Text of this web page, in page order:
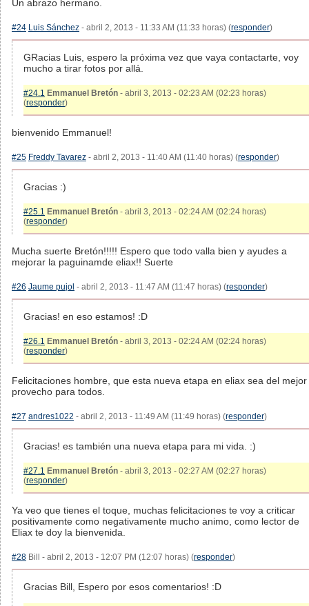
Un abrazo hermano.
#24 Luis Sánchez - abril 2, 2013 - 11:33 AM (11:33 horas) (responder)
GRacias Luis, espero la próxima vez que vaya contactarte, voy
mucho a tirar fotos por allá.
#24.1 Emmanuel Bretón - abril 3, 2013 - 02:23 AM (02:23 horas)
(responder)
bienvenido Emmanuel!
#25 Freddy Tavarez - abril 2, 2013 - 11:40 AM (11:40 horas) (responder)
Gracias :)
#25.1 Emmanuel Bretón - abril 3, 2013 - 02:24 AM (02:24 horas)
(responder)
Mucha suerte Bretón!!!!! Espero que todo valla bien y ayudes a
mejorar la paguinamde eliax!! Suerte
#26 Jaume pujol - abril 2, 2013 - 11:47 AM (11:47 horas) (responder)
Gracias! en eso estamos! :D
#26.1 Emmanuel Bretón - abril 3, 2013 - 02:24 AM (02:24 horas)
(responder)
Felicitaciones hombre, que esta nueva etapa en eliax sea del mejor
provecho para todos.
#27 andres1022 - abril 2, 2013 - 11:49 AM (11:49 horas) (responder)
Gracias! es también una nueva etapa para mi vida. :)
#27.1 Emmanuel Bretón - abril 3, 2013 - 02:27 AM (02:27 horas)
(responder)
Ya veo que tienes el toque, muchas felicitaciones te voy a criticar
positivamente como negativamente mucho animo, como lector de
Eliax te doy la bienvenida.
#28 Bill - abril 2, 2013 - 12:07 PM (12:07 horas) (responder)
Gracias Bill, Espero por esos comentarios! :D